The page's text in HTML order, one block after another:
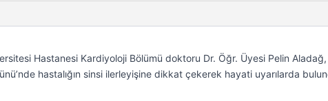
Hastanesi Kardiyoloji Bölümü doktoru Dr. Öğr. Üyesi Pelin Aladağ,
hastalığın sinsi ilerleyişine dikkat çekerek hayati uyarılarda